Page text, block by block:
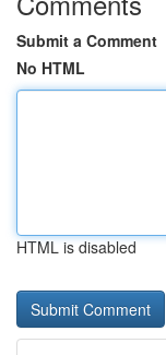
Submit a Comment
No HTML
HTML is disabled